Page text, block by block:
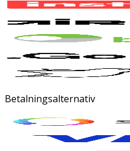
Betalningsalternativ